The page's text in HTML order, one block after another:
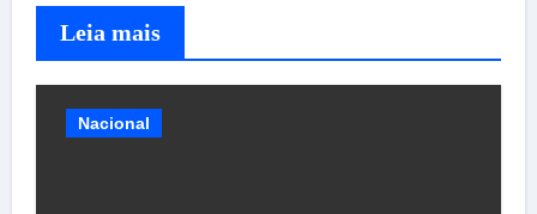
Leia mais
Nacional